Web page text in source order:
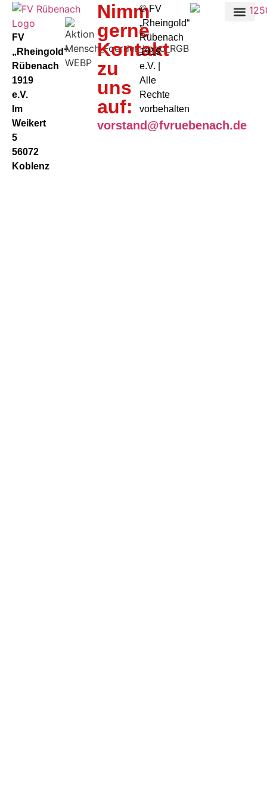
FV
„Rheingold“
Rübenach
1919
e.V.
Im
Weikert
5
56072
Koblenz
Nimm
gerne
Kontakt
zu
uns
auf:
vorstand@fvruebenach.de
©️ FV
„Rheingold“
Rübenach
1919
e.V. |
Alle
Rechte
vorbehalten